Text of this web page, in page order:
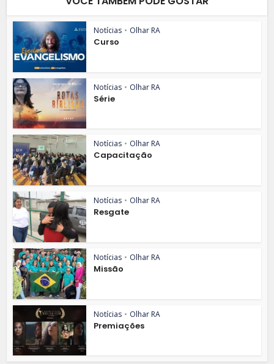
Notícias • Olhar RA
Curso
Notícias • Olhar RA
Série
Notícias • Olhar RA
Capacitação
Notícias • Olhar RA
Resgate
Notícias • Olhar RA
Missão
Notícias • Olhar RA
Premiações